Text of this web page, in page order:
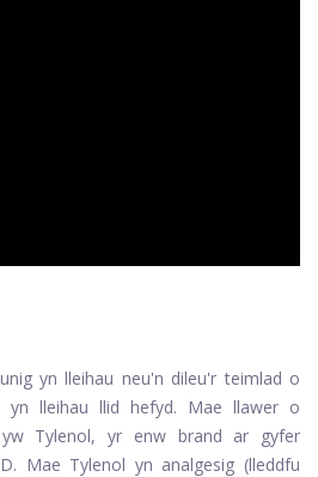
yn lleihau neu'n dileu'r teimlad o
lleihau llid hefyd. Mae llawer o
Tylenol, yr enw brand ar gyfer
Mae Tylenol yn analgesig (lleddfu